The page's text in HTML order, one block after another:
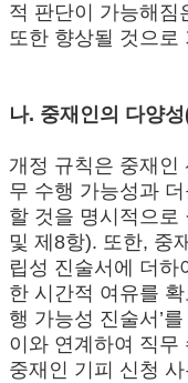
적 판단이 가능해짐
또한 향상될 것으로
나. 중재인의 다양
개정 규칙은 중재인
무 수행 가능성과
할 것을 명시적으로
및 제8항). 또한, 중
립성 진술서에 더하
한 시간적 여유를
행 가능성 진술서’
이와 연계하여 직무
중재인 기피 신청